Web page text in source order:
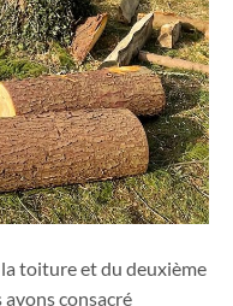
toiture et du deuxième
consacré